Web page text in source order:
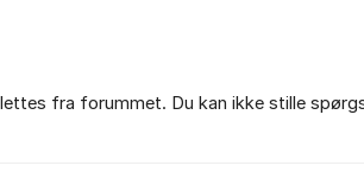
fra forummet. Du kan ikke stille